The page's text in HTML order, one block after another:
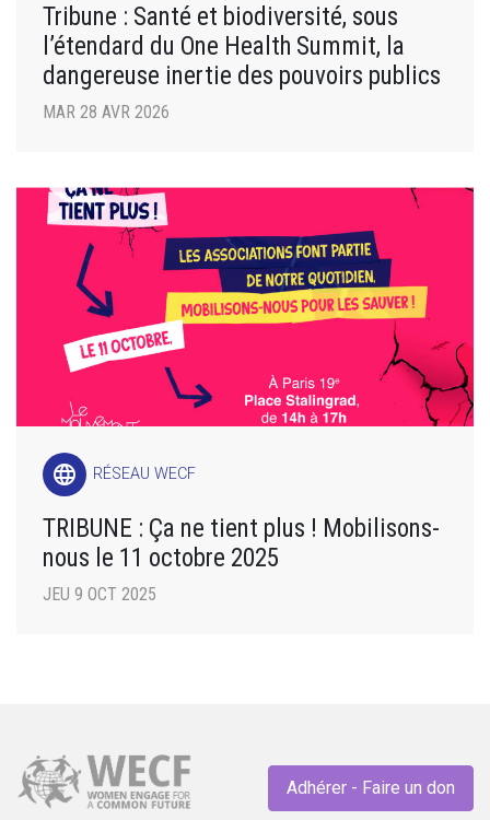
Tribune : Santé et biodiversité, sous
l’étendard du One Health Summit, la
dangereuse inertie des pouvoirs publics
MAR 28 AVR 2026
language RÉSEAU WECF
TRIBUNE : Ça ne tient plus ! Mobilisons-
nous le 11 octobre 2025
JEU 9 OCT 2025
Adhérer - Faire un don